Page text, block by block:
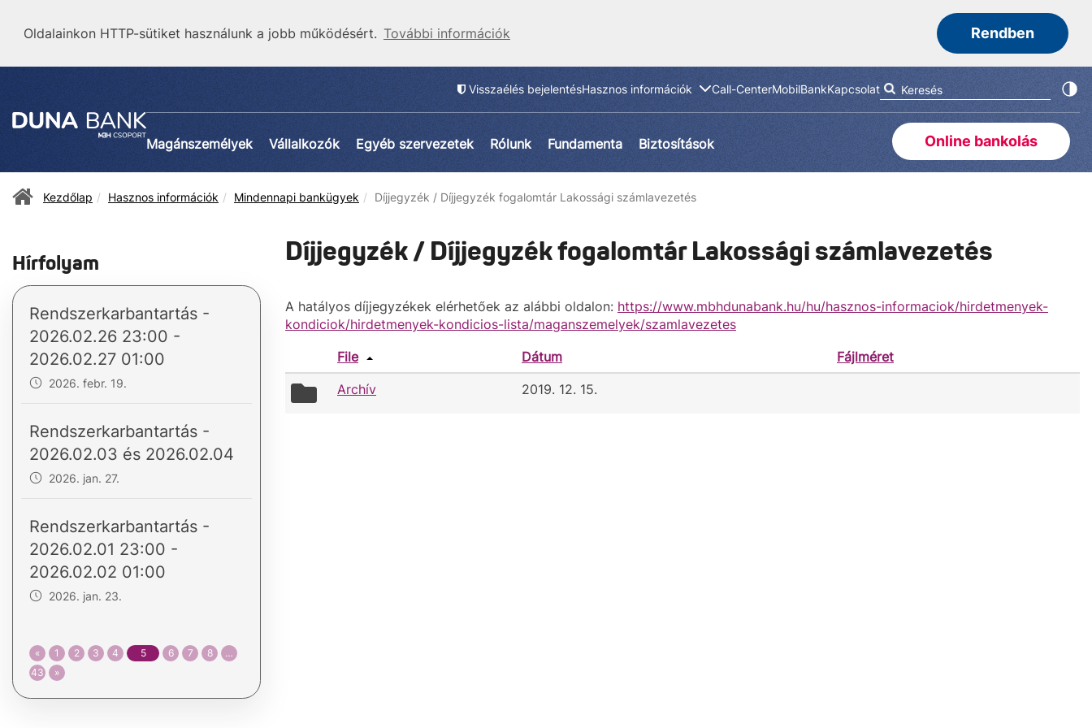
Oldalainkon HTTP-sütiket használunk a jobb működésért. További információk Rendben
Visszaélés bejelentésHasznos információk Call-CenterMobilBankKapcsolat
Magánszemélyek Vállalkozók Egyéb szervezetek Rólunk Fundamenta Biztosítások Online bankolás
Kezdőlap Hasznos információk Mindennapi bankügyek Díjjegyzék / Díjjegyzék fogalomtár Lakossági számlavezetés
Díjjegyzék / Díjjegyzék fogalomtár Lakossági számlavezetés
A hatályos díjjegyzékek elérhetőek az alábbi oldalon: https://www.mbhdunabank.hu/hu/hasznos-informaciok/hirdetmenyek-
kondiciok/hirdetmenyek-kondicios-lista/maganszemelyek/szamlavezetes
File
Dátum
Fájlméret
folder
Archív 2019. 12. 15.
Hírfolyam
Rendszerkarbantartás -
2026.02.26 23:00 -
2026.02.27 01:00
2026. febr. 19.
Rendszerkarbantartás -
2026.02.03 és 2026.02.04
2026. jan. 27.
Rendszerkarbantartás -
2026.02.01 23:00 -
2026.02.02 01:00
2026. jan. 23.
« 1 2 3 4 5 6 7 8
…
43
»